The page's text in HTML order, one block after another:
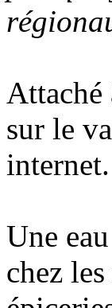
Attaché
sur le
internet.
Une
chez